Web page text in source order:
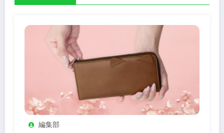
編集部